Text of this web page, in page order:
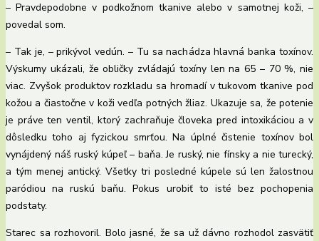
– Pravdepodobne v podkožnom tkanive alebo v samotnej koži, –
povedal som.
– Tak je, – prikývol vedún. – Tu sa nachádza hlavná banka toxínov.
Výskumy ukázali, že obličky zvládajú toxíny len na 65 – 70 %, nie
viac. Zvyšok produktov rozkladu sa hromadí v tukovom tkanive pod
kožou a čiastočne v koži vedľa potných žliaz. Ukazuje sa, že potenie
je práve ten ventil, ktorý zachraňuje človeka pred intoxikáciou a v
dôsledku toho aj fyzickou smrťou. Na úplné čistenie toxínov bol
vynájdený náš ruský kúpeľ – baňa. Je ruský, nie fínsky a nie turecký,
a tým menej antický. Všetky tri posledné kúpele sú len žalostnou
paródiou na ruskú baňu. Pokus urobiť to isté bez pochopenia
podstaty.
Starec sa rozhovoril. Bolo jasné, že sa už dávno rozhodol zasvätiť